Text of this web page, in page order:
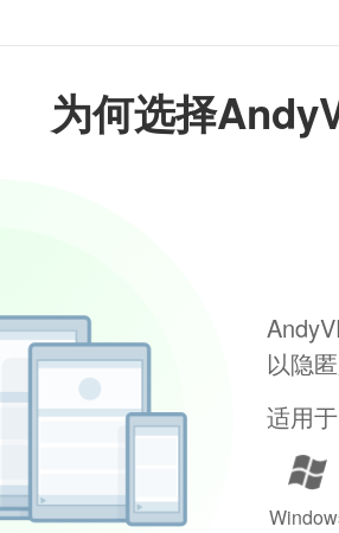
为何选择
以隐
适用于